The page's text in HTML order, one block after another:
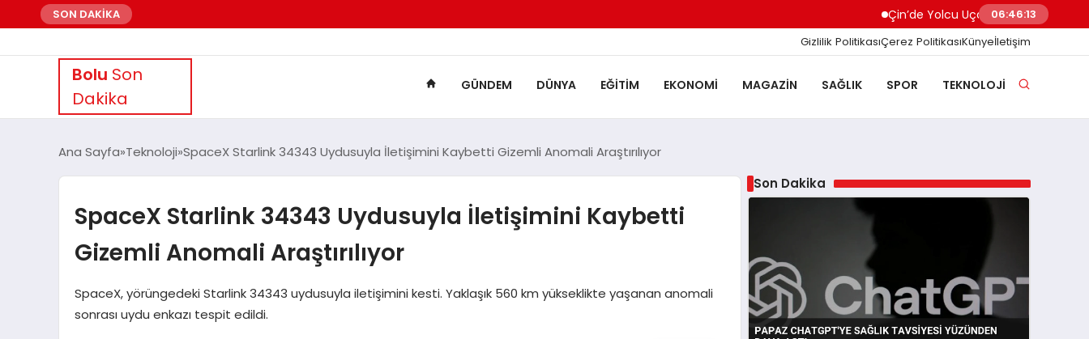
SON DAKİKA Çin’de Yolcu Uçağında Yangın Kabin
06:46:14
Gizlilik PolitikasıÇerez PolitikasıKünyeİletişim
Bolu Son
Dakika
GÜNDEM DÜNYA EĞITIM EKONOMI MAGAZIN SAĞLIK SPOR TEKNOLOJI
Ana Sayfa Teknoloji SpaceX Starlink 34343 Uydusuyla İletişimini Kaybetti Gizemli Anomali Araştırılıyor
SpaceX Starlink 34343 Uydusuyla İletişimini Kaybetti
Gizemli Anomali Araştırılıyor
SpaceX, yörüngedeki Starlink 34343 uydusuyla iletişimini kesti. Yaklaşık 560 km yükseklikte yaşanan anomali
sonrası uydu enkazı tespit edildi.
Son Dakika